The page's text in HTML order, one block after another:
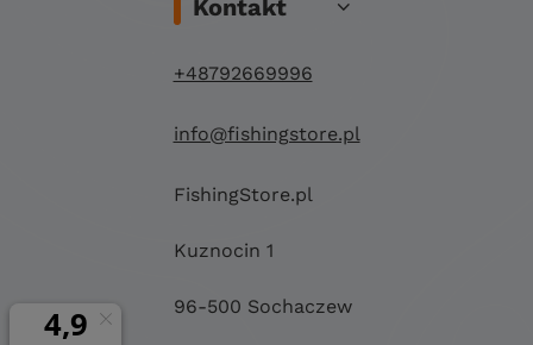
Kontakt
+48792669996
info@fishingstore.pl
FishingStore.pl
Kuznocin 1
96-500 Sochaczew